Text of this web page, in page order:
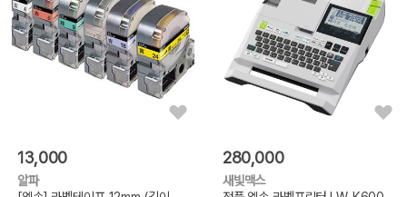
13,000
알파
280,000
새빛맥스